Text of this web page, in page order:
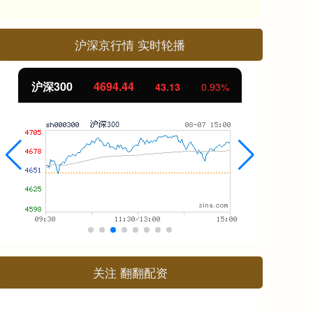
沪深京行情 实时轮播
北证50 1134.24 11.37 1.01%
关注 翻翻配资